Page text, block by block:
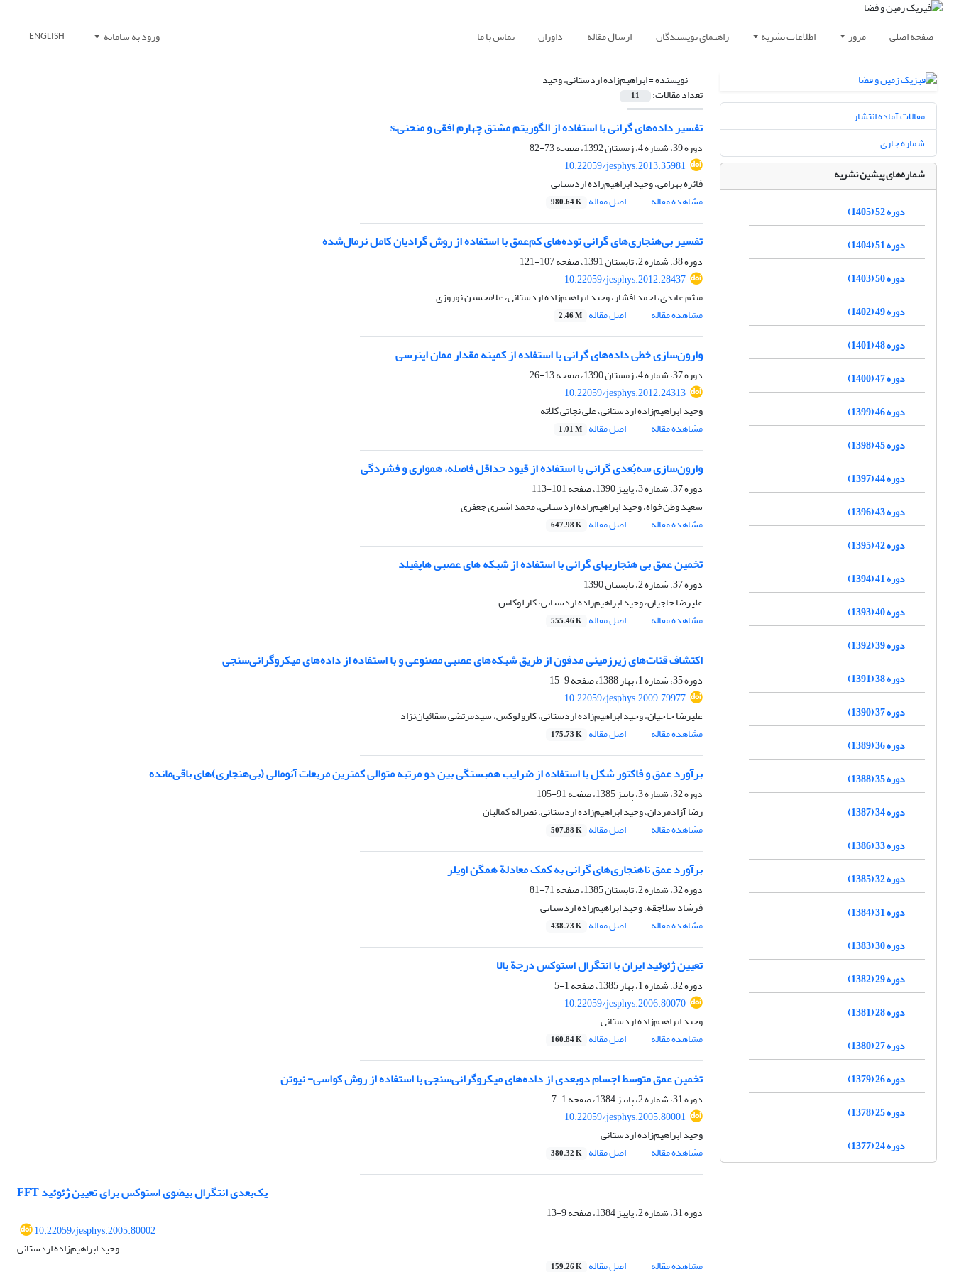
صفحه اصلی مرور اطلاعات نشریه راهنمای نویسندگان ارسال مقاله داوران تماس با ما ورود به سامانه ENGLISH
نویسنده =ابراهیم‌زاده اردستانی، وحید
تعداد مقالات: 11
تفسیر داده‌های گرانی با استفاده از الگوریتم مشتق چهارم افقی و منحنی–s
دوره 39، شماره 4، زمستان 1392، صفحه
73-82
10.22059/jesphys.2013.35981
فائزه بهرامی، وحید ابراهیم‌زاده اردستانی
مشاهده مقاله
اصل مقاله 980.64 K
تفسیر بی‌هنجاری‌های گرانی توده‌‌های کم‌عمق با استفاده از روش‌ گرادیان کامل نرمال‌شده
دوره 38، شماره 2، تابستان 1391، صفحه
107-121
10.22059/jesphys.2012.28437
میثم عابدی، احمد افشار، وحید ابراهیم‌زاده اردستانی، غلامحسین نوروزی
مشاهده مقاله
اصل مقاله 2.46 M
وارون‌سازی خطی داده‌های گرانی با استفاده از کمینه مقدار ممان اینرسی
دوره 37، شماره 4، زمستان 1390، صفحه
13-26
10.22059/jesphys.2012.24313
وحید ابراهیم‌زاده اردستانی، علی نجاتی کلاته
مشاهده مقاله
اصل مقاله 1.01 M
وارون‌سازی سه‌بُعدی گرانی با استفاده از قیود حداقل فاصله، همواری و فشردگی
دوره 37، شماره 3، پاییز 1390، صفحه
101-113
سعید وطن‌خواه، وحید ابراهیم‌زاده اردستانی، محمد اشتری جعفری
مشاهده مقاله
اصل مقاله 647.98 K
تخمین عمق بی هنجاریهای گرانی با استفاده از شبکه های عصبی هاپفیلد
دوره 37، شماره 2، تابستان 1390
علیرضا حاجیان، وحید ابراهیم‌زاده اردستانی، کار لوکاس
مشاهده مقاله
اصل مقاله 555.46 K
اکتشاف قنات‌های زیرزمینی مدفون از طریق شبکه‌های عصبی مصنوعی و با استفاده از داده‌های میکروگرانی‌سنجی
دوره 35، شماره 1، بهار 1388، صفحه
9-15
10.22059/jesphys.2009.79977
علیرضا حاجیان، وحید ابراهیم‌زاده اردستانی، کارو لوکس، سیدمرتضی سقائیان‌نژاد
مشاهده مقاله
اصل مقاله 175.73 K
برآورد عمق و فاکتور شکل با استفاده از ضرایب همبستگی بین دو مرتبه متوالی کمترین مربعات آنومالی‌ (بی‌هنجاری)های باقی‌مانده
دوره 32، شماره 3، پاییز 1385، صفحه
91-105
رضا آزادمردان، وحید ابراهیم‌زاده اردستانی، نصراله کمالیان
مشاهده مقاله
اصل مقاله 507.88 K
برآورد عمق ناهنجاری‌های گرانی به کمک معادلة همگن اویلر
دوره 32، شماره 2، تابستان 1385، صفحه
71-81
فرشاد سلاجقه، وحید ابراهیم‌زاده اردستانی
مشاهده مقاله
اصل مقاله 438.73 K
تعیین ژئوئید ایران با انتگرال استوکس درجة بالا
دوره 32، شماره 1، بهار 1385، صفحه
1-5
10.22059/jesphys.2006.80070
وحید ابراهیم‌زاده اردستانی
مشاهده مقاله
اصل مقاله 160.84 K
تخمین عمق متوسط اجسام دو‌بعدی از داده‌های میکروگرانی‌سنجی با استفاده از روش کواسی- نیوتن
دوره 31، شماره 2، پاییز 1384، صفحه
1-7
10.22059/jesphys.2005.80001
وحید ابراهیم‌زاده اردستانی
مشاهده مقاله
اصل مقاله 380.32 K
FFT یک‌بعدی انتگرال بیضوی استوکس برای تعیین ژئوئید
دوره 31، شماره 2، پاییز 1384، صفحه
9-13
10.22059/jesphys.2005.80002
وحید ابراهیم‌زاده اردستانی
مشاهده مقاله
اصل مقاله 159.26 K
مقالات آماده انتشار
شماره جاری
شماره‌های پیشین نشریه
دوره 52 (1405)
دوره 51 (1404)
دوره 50 (1403)
دوره 49 (1402)
دوره 48 (1401)
دوره 47 (1400)
دوره 46 (1399)
دوره 45 (1398)
دوره 44 (1397)
دوره 43 (1396)
دوره 42 (1395)
دوره 41 (1394)
دوره 40 (1393)
دوره 39 (1392)
دوره 38 (1391)
دوره 37 (1390)
دوره 36 (1389)
دوره 35 (1388)
دوره 34 (1387)
دوره 33 (1386)
دوره 32 (1385)
دوره 31 (1384)
دوره 30 (1383)
دوره 29 (1382)
دوره 28 (1381)
دوره 27 (1380)
دوره 26 (1379)
دوره 25 (1378)
دوره 24 (1377)